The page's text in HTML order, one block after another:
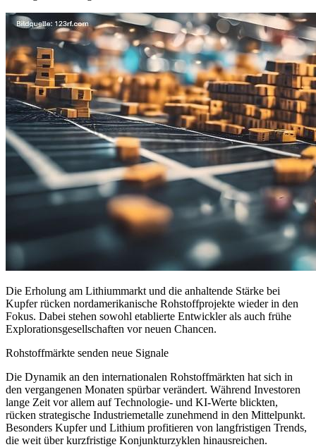
Die Erholung am Lithiummarkt und die anhaltende Stärke bei
Kupfer rücken nordamerikanische Rohstoffprojekte wieder in den
Fokus. Dabei stehen sowohl etablierte Entwickler als auch frühe
Explorationsgesellschaften vor neuen Chancen.
Rohstoffmärkte senden neue Signale
Die Dynamik an den internationalen Rohstoffmärkten hat sich in
den vergangenen Monaten spürbar verändert. Während Investoren
lange Zeit vor allem auf Technologie- und KI-Werte blickten,
rücken strategische Industriemetalle zunehmend in den Mittelpunkt.
Besonders Kupfer und Lithium profitieren von langfristigen Trends,
die weit über kurzfristige Konjunkturzyklen hinausreichen.